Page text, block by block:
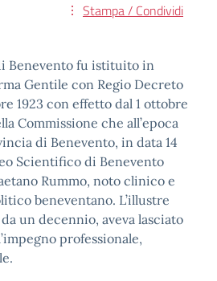
Stampa / Condividi
Benevento fu istituito in
Gentile con Regio Decreto
1923 con effetto dal 1 ottobre
Commissione che all’epoca
di Benevento, in data 14
Scientifico di Benevento
Rummo, noto clinico e
beneventano. L’illustre
un decennio, aveva lasciato
professionale,